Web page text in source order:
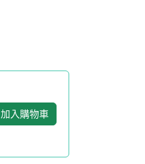
加入購物車